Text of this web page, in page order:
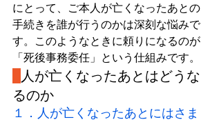
にとって、ご本人が亡くなったあとの
手続きを誰が行うのかは深刻な悩みで
す。このようなときに頼りになるのが
「死後事務委任」という仕組みです。
人が亡くなったあとはどうな
るのか
１．人が亡くなったあとにはさま